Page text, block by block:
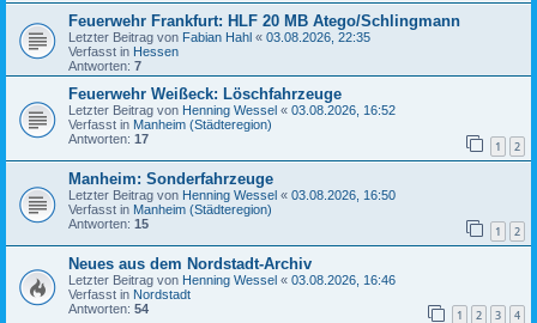
Feuerwehr Frankfurt: HLF 20 MB Atego/Schlingmann
Letzter Beitrag von Fabian Hahl « 03.08.2026, 22:35
Verfasst in Hessen
Antworten: 7
Feuerwehr Weißeck: Löschfahrzeuge
Letzter Beitrag von Henning Wessel « 03.08.2026, 16:52
Verfasst in Manheim (Städteregion)
Antworten: 17 1 2
Manheim: Sonderfahrzeuge
Letzter Beitrag von Henning Wessel « 03.08.2026, 16:50
Verfasst in Manheim (Städteregion)
Antworten: 15 1 2
Neues aus dem Nordstadt-Archiv
Letzter Beitrag von Henning Wessel « 03.08.2026, 16:46
Verfasst in Nordstadt
Antworten: 54 1 2 3 4